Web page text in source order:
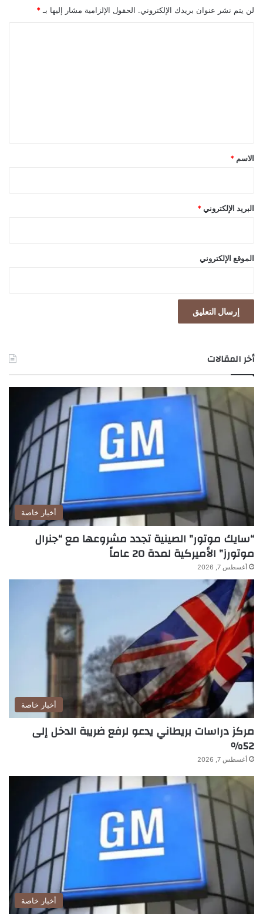
لن يتم نشر عنوان بريدك الإلكتروني. الحقول الإلزامية مشار إليها بـ *
*
الاسم *
البريد الإلكتروني *
الموقع الإلكتروني
أخر المقالات
أخبار خاصة
“سايك موتور” الصينية تجدد مشروعها مع “جنرال
موتورز” الأميركية لمدة 20 عاماً
أغسطس 7, 2026
أخبار خاصة
مركز دراسات بريطاني يدعو لرفع ضريبة الدخل إلى
52%
أغسطس 7, 2026
أخبار خاصة